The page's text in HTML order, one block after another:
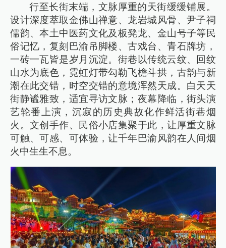
行至长街末端，文脉厚重的天街缓缓铺展。
设计深度萃取金佛山禅意、龙岩城风骨、尹子祠
儒韵、本土中医药文化及板凳龙、金山号子等民
俗记忆，复刻巴渝吊脚楼、古戏台、青石牌坊，
一砖一瓦皆是岁月沉淀。街巷以传统云纹、回纹
山水为底色，霓虹灯带勾勒飞檐斗拱，古韵与新
潮在此交错，时空交错的意境浑然天成。白天天
街静谧雅致，适宜寻访文脉；夜幕降临，街头演
艺轮番上演，沉寂的历史典故化作鲜活街巷烟
火。文创手作、民俗小店集聚于此，让厚重文脉
可触、可感、可体验，让千年巴渝风韵在人间烟
火中生生不息。